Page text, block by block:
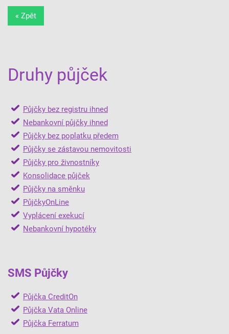
« Zpět
Druhy půjček
Půjčky bez registru ihned
Nebankovní půjčky ihned
Půjčky bez poplatku předem
Půjčky se zástavou nemovitosti
Půjčky pro živnostníky
Konsolidace půjček
Půjčky na směnku
PůjčkyOnLine
Vyplácení exekucí
Nebankovní hypotéky
SMS Půjčky
Půjčka CreditOn
Půjčka Vata Online
Půjčka Ferratum